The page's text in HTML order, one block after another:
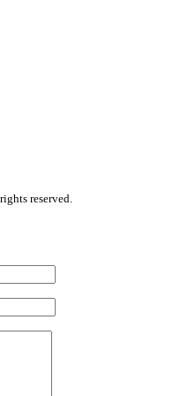
reserved.